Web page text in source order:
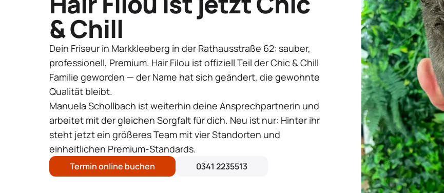
& Chill
Dein Friseur in Markkleeberg in der Rathausstraße 62: sauber,
professionell, Premium. Hair Filou ist offiziell Teil der Chic & Chill
Familie geworden — der Name hat sich geändert, die gewohnte
Qualität bleibt.
Manuela Schollbach ist weiterhin deine Ansprechpartnerin und
arbeitet mit der gleichen Sorgfalt für dich. Neu ist nur: Hinter ihr
steht jetzt ein größeres Team mit vier Standorten und
einheitlichen Premium-Standards.
Termin online buchen 0341 2235513